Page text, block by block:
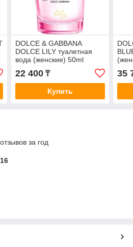
DOLCE & GABBANA
DOLCE LILY туалетная
вода (женские) 50ml
22 400₸
Купить
35
за год